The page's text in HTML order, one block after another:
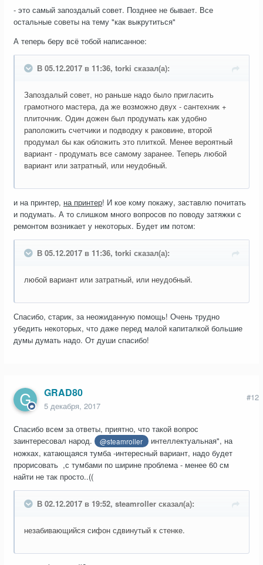
- это самый запоздалый совет. Позднее не бывает. Все
остальные советы на тему "как выкрутиться"
А теперь беру всё тобой написанное:
В 05.12.2017 в 11:36, torki сказал(а):
Запоздалый совет, но раньше надо было пригласить
грамотного мастера, да же возможно двух - cантехник +
плиточник. Один дожен был продумать как удобно
раположить счетчики и подводку к раковине, второй
продумал бы как обложить это плиткой. Менее вероятный
вариант - продумать все самому заранее. Теперь любой
вариант или затратный, или неудобный.
и на принтер, на принтер! И кое кому покажу, заставлю почитать
и подумать. А то слишком много вопросов по поводу затяжки с
ремонтом возникает у некоторых. Будет им потом:
В 05.12.2017 в 11:36, torki сказал(а):
любой вариант или затратный, или неудобный.
Спасибо, старик, за неожиданную помощь! Очень трудно
убедить некоторых, что даже перед малой капиталкой большие
думы думать надо. От души спасибо!
GRAD80
5 декабря, 2017
#12
Спасибо всем за ответы, приятно, что такой вопрос
заинтересовал народ.
@steamroller
интеллектуальная", на
ножках, катающаяся тумба -интересный вариант, надо будет
прорисовать ,с тумбами по ширине проблема - менее 60 см
найти не так просто..((
В 02.12.2017 в 19:52, steamroller сказал(а):
незабивающийся сифон сдвинутый к стенке.